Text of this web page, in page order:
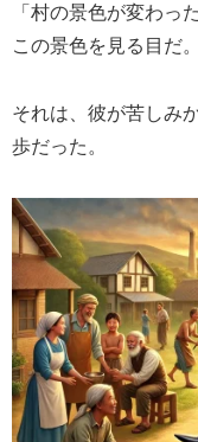
「村の景色が変わっ
この景色を見る目だ。
それは、彼が苦しみ
歩だった。